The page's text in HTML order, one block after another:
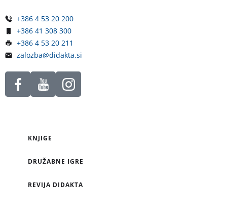
+386 4 53 20 200
+386 41 308 300
+386 4 53 20 211
zalozba@didakta.si
KNJIGE
DRUŽABNE IGRE
REVIJA DIDAKTA